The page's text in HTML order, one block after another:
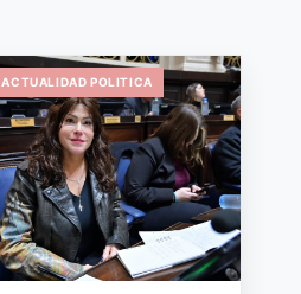
ACTUALIDAD POLITICA